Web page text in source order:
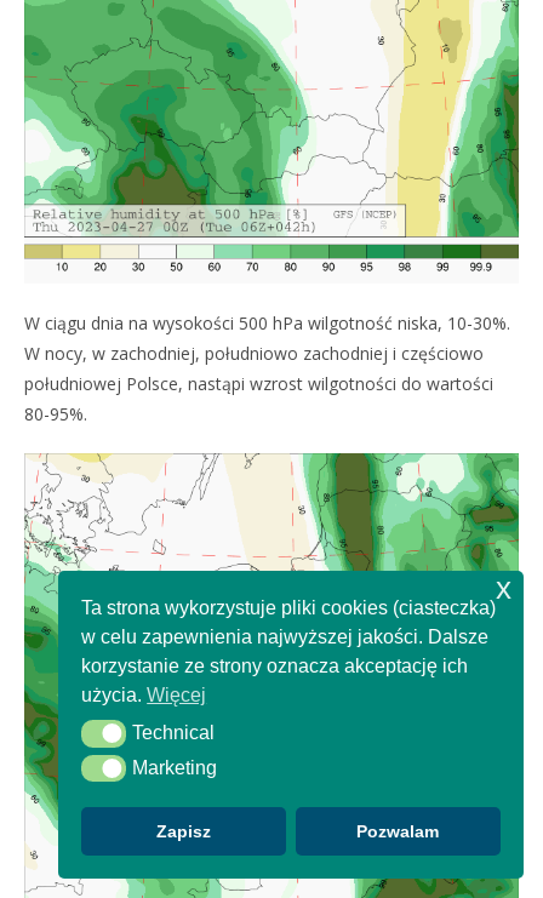
W ciągu dnia na wysokości 500 hPa wilgotność niska, 10-30%.
W nocy, w zachodniej, południowo zachodniej i częściowo
południowej Polsce, nastąpi wzrost wilgotności do wartości
80-95%.
Ta strona wykorzystuje pliki cookies (ciasteczka)
w celu zapewnienia najwyższej jakości. Dalsze
korzystanie ze strony oznacza akceptację ich
użycia.Więcej
Technical
Technical
Marketing
Marketing
Zapisz Pozwalam
x